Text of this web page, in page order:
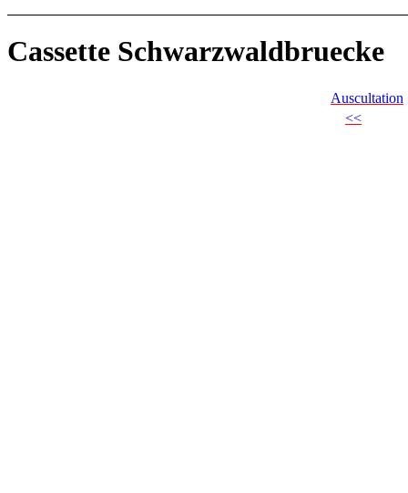
Cassette Schwarzwaldbruecke
Auscultation
<<